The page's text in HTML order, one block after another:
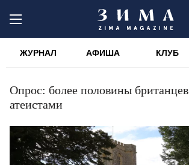
ЖУРНАЛ АФИША КЛУБ
Опрос: более половины
атеистами